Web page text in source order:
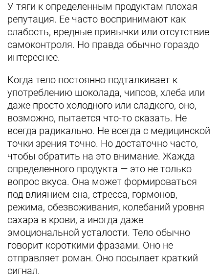
У тяги к определенным продуктам плохая
репутация. Ее часто воспринимают как
слабость, вредные привычки или отсутствие
самоконтроля. Но правда обычно гораздо
интереснее.
Когда тело постоянно подталкивает к
употреблению шоколада, чипсов, хлеба или
даже просто холодного или сладкого, оно,
возможно, пытается что-то сказать. Не
всегда радикально. Не всегда с медицинской
точки зрения точно. Но достаточно часто,
чтобы обратить на это внимание. Жажда
определенного продукта — это не только
вопрос вкуса. Она может формироваться
под влиянием сна, стресса, гормонов,
режима, обезвоживания, колебаний уровня
сахара в крови, а иногда даже
эмоциональной усталости. Тело обычно
говорит короткими фразами. Оно не
отправляет роман. Оно посылает краткий
сигнал.